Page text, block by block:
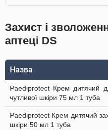
Захист і
аптеці DS
Назва
Paediprotect Крем дитячий
чутливої шкіри 75 мл 1 туба
Paediprotect Крем дитячий
шкіри 50 мл 1 туба